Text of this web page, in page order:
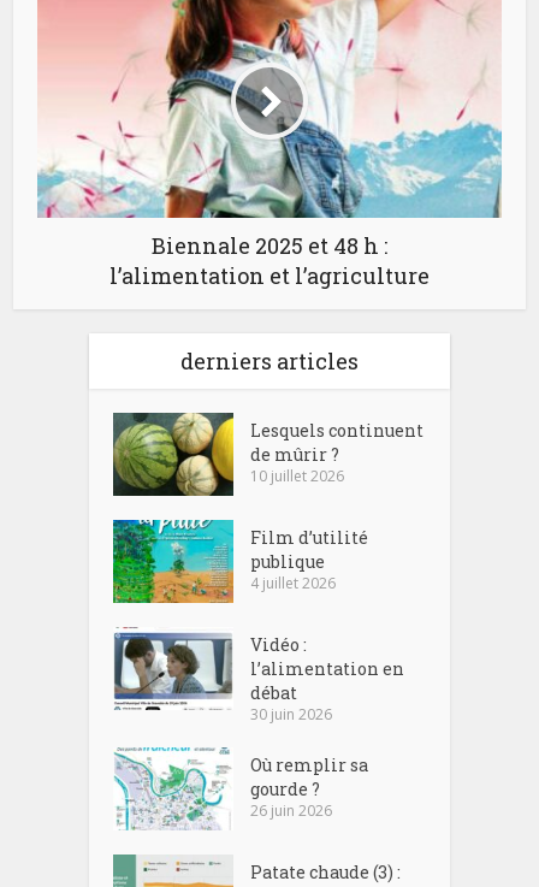
Biennale 2025 et 48 h :
l’alimentation et l’agriculture
derniers articles
Lesquels continuent
de mûrir ?
10 juillet 2026
Film d’utilité
publique
4 juillet 2026
Vidéo :
l’alimentation en
débat
30 juin 2026
Où remplir sa
gourde ?
26 juin 2026
Patate chaude (3) :